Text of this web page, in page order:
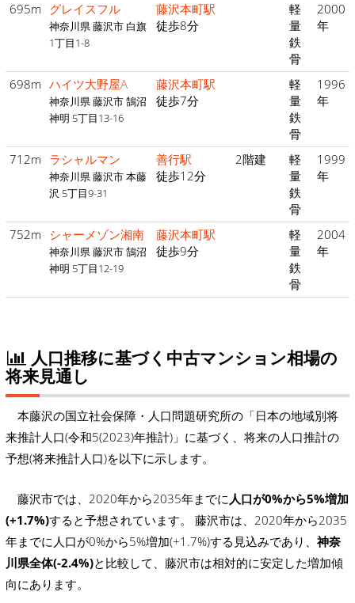
695m グレイスフル
神奈川県 藤沢市 白旗
1丁目1-8
藤沢本町駅
徒歩8分
軽
量
鉄
骨
2000
年
698m ハイツ大野屋A
神奈川県 藤沢市 鵠沼
神明 5丁目13-16
藤沢本町駅
徒歩7分
軽
量
鉄
骨
1996
年
712m ラシャルマン
神奈川県 藤沢市 本藤
沢 5丁目9-31
善行駅
徒歩12分
2階建
軽
量
鉄
骨
1999
年
752m シャーメゾン湘南
神奈川県 藤沢市 鵠沼
神明 5丁目12-19
藤沢本町駅
徒歩9分
軽
量
鉄
骨
2004
年
人口推移に基づく中古マンション相場の
将来見通し
本藤沢の国立社会保障・人口問題研究所の「日本の地域別将
来推計人口(令和5(2023)年推計)」に基づく、将来の人口推計の
予想(将来推計人口)を以下に示します。
藤沢市では、2020年から2035年までに 人口が0%から5%増加
(+1.7%)すると予想されています。 藤沢市は、2020年から2035
年までに人口が0%から5%増加(+1.7%)する見込みであり、 神奈
川県全体(-2.4%)と比較して、藤沢市は相対的に安定した増加傾
向にあります。